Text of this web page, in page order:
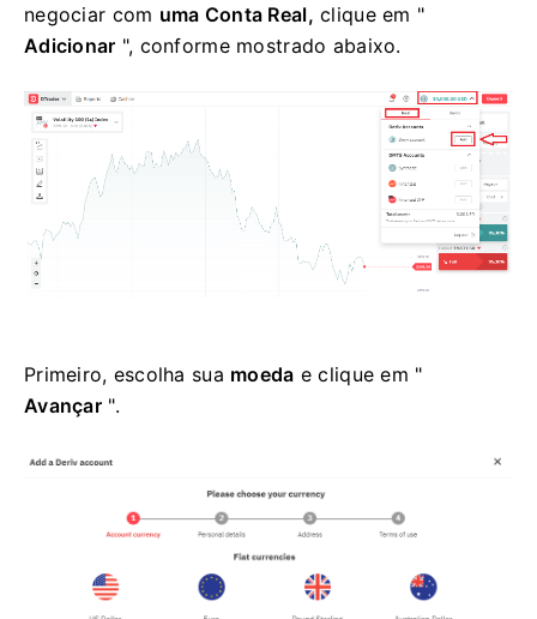
negociar com uma Conta Real, clique em "
Adicionar ", conforme mostrado abaixo.
Primeiro, escolha sua moeda e clique em "
Avançar".